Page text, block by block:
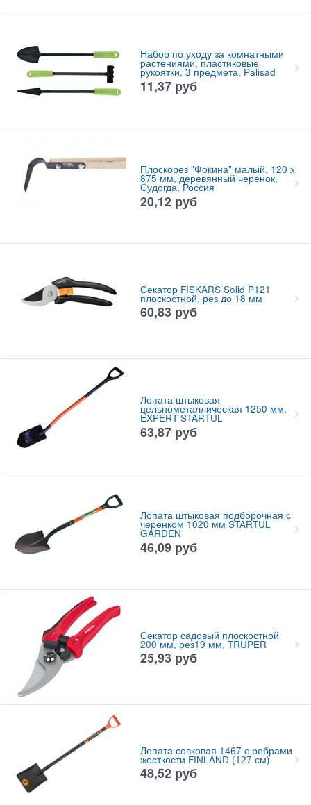
Набор по уходу за комнатными
растениями, пластиковые
рукоятки, 3 предмета, Palisad
11,37 руб
Плоскорез "Фокина" малый, 120 х
875 мм, деревянный черенок,
Судогда, Россия
20,12 руб
Секатор FISKARS Solid P121
плоскостной, рез до 18 мм
60,83 руб
Лопата штыковая
цельнометаллическая 1250 мм,
EXPERT STARTUL
63,87 руб
Лопата штыковая подборочная с
черенком 1020 мм STARTUL
GARDEN
46,09 руб
Секатор садовый плоскостной
200 мм, рез19 мм, TRUPER
25,93 руб
Лопата совковая 1467 с ребрами
жесткости FINLAND (127 см)
48,52 руб